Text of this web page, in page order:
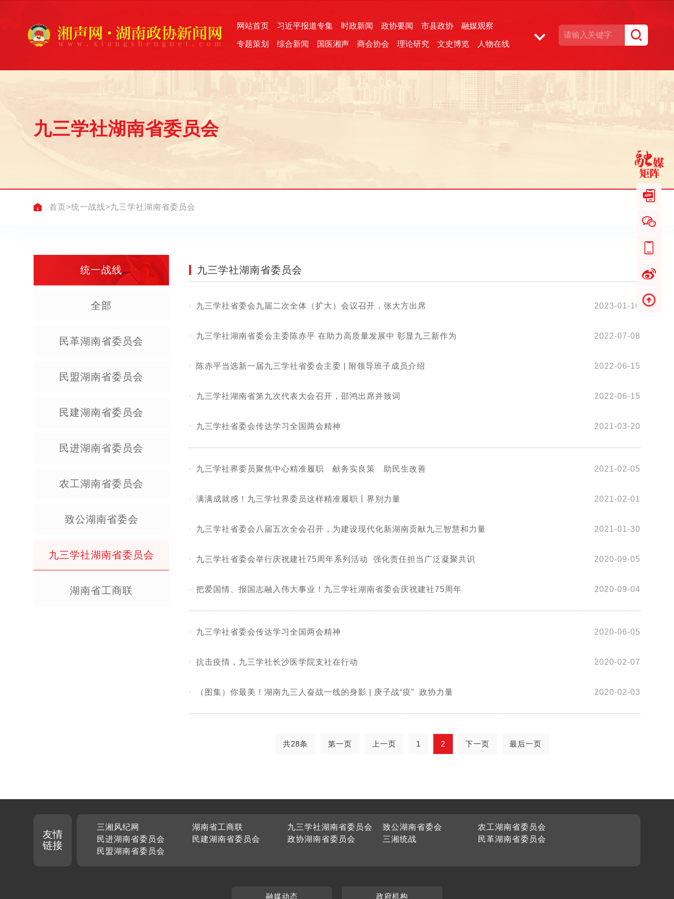
网站首页 习近平报道专集 时政新闻 政协要闻 市县政协 融媒观察
专题策划 综合新闻 国医湘声 商会协会 理论研究 文史博览 人物在线
九三学社湖南省委员会
首页>统一战线>九三学社湖南省委员会
统一战线
全部
民革湖南省委员会
民盟湖南省委员会
民建湖南省委员会
民进湖南省委员会
农工湖南省委员会
致公湖南省委会
九三学社湖南省委员会
湖南省工商联
九三学社湖南省委员会
九三学社省委会九届二次全体（扩大）会议召开，张大方出席 2023-01-10
九三学社湖南省委会主委陈赤平 在助力高质量发展中 彰显九三新作为 2022-07-08
陈赤平当选新一届九三学社省委会主委 | 附领导班子成员介绍 2022-06-15
九三学社湖南省第九次代表大会召开，邵鸿出席并致词 2022-06-15
九三学社省委会传达学习全国两会精神 2021-03-20
九三学社界委员聚焦中心精准履职 献务实良策 助民生改善 2021-02-05
满满成就感！九三学社界委员这样精准履职丨界别力量 2021-02-01
九三学社省委会八届五次全会召开，为建设现代化新湖南贡献九三智慧和力量 2021-01-30
九三学社省委会举行庆祝建社75周年系列活动 强化责任担当广泛凝聚共识 2020-09-05
把爱国情、报国志融入伟大事业！九三学社湖南省委会庆祝建社75周年 2020-09-04
九三学社省委会传达学习全国两会精神 2020-06-05
抗击疫情，九三学社长沙医学院支社在行动 2020-02-07
（图集）你最美！湖南九三人奋战一线的身影 | 庚子战“疫” 政协力量 2020-02-03
共28条 第一页 上一页 1 2 下一页 最后一页
友情
链接
三湘风纪网 湖南省工商联 九三学社湖南省委员会 致公湖南省委会
农工湖南省委员会
民进湖南省委员会
民建湖南省委员会 政协湖南省委员会 三湘统战
民革湖南省委员会
民盟湖南省委员会
融媒动态 政府机构